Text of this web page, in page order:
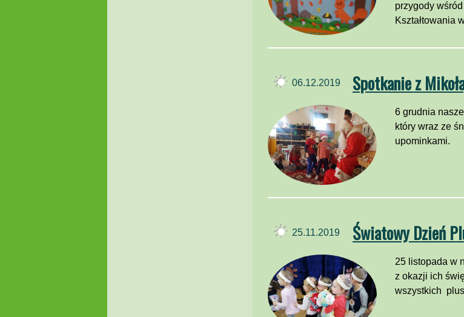
przygody
Kształtowania
Spotkanie z
06.12.2019
6 grudnia
który wraz ze
upominkami.
Światowy Dzień
25.11.2019
25 listopada w
z okazji ich
wszystkich